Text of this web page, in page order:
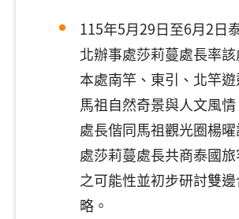
115年5月29日至6月2日
北辦事處莎莉蔓處長率
本處南竿、東引、北竿
馬祖自然奇景與人文風
處長偕同馬祖觀光圈楊
處莎莉蔓處長共商泰國
之可能性並初步研討雙
略。